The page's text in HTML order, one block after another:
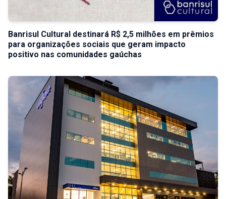
Banrisul Cultural destinará R$ 2,5 milhões em prêmios
para organizações sociais que geram impacto
positivo nas comunidades gaúchas